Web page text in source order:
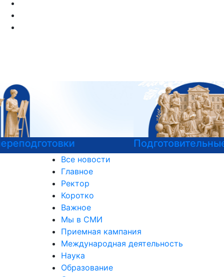
Подготовительные курсы к ЕГЭ
Все новости
Главное
Ректор
Коротко
Важное
Мы в СМИ
Приемная кампания
Международная деятельность
Наука
Образование